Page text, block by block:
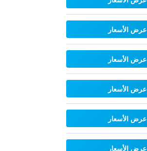
عرض الأسعار
عرض الأسعار
عرض الأسعار
عرض الأسعار
عرض الأسعار